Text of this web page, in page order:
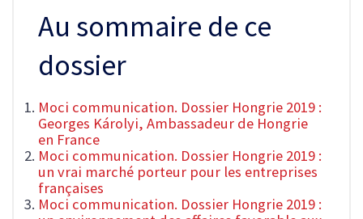
Au sommaire de ce
dossier
Moci communication. Dossier Hongrie 2019 :
Georges Károlyi, Ambassadeur de Hongrie
en France
Moci communication. Dossier Hongrie 2019 :
un vrai marché porteur pour les entreprises
françaises
Moci communication. Dossier Hongrie 2019 :